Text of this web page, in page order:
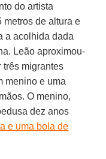
do artista
metros de altura e
a acolhida dada
Leão aproximou-
três migrantes
menino e uma
O menino,
dez anos
e uma bola de